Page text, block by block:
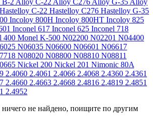
2 Alloy C-22 Alloy C276 Alloy G-35 Alloy
Hastelloy C-22 Hastelloy C276 Hastelloy G-35
Incoloy 800H Incoloy 800HT Incoloy 825
Inconel 617 Inconel 625 Inconel 718
400 Monel K-500 N02200 N02201 N04400
N06035 N06600 N06601 N06617
N08020 N08800 N08810 N08811
Nickel 200 Nickel 201 Nimonic 80A
2.4060 2.4061 2.4066 2.4068 2.4360 2.4361
2.4660 2.4663 2.4668 2.4816 2.4819 2.4851
2.4952
не найдено, поищите по другим